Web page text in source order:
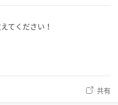
てください！
共有